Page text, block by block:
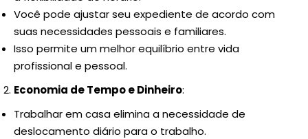
Você pode ajustar seu expediente de acordo com
suas necessidades pessoais e familiares.
Isso permite um melhor equilíbrio entre vida
profissional e pessoal.
Economia de Tempo e Dinheiro:
Trabalhar em casa elimina a necessidade de
deslocamento diário para o trabalho.